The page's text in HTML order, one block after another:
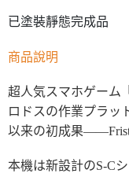
已塗裝靜態完成品
商品說明
超人気スマホゲーム
ロドスの作業プラッ
以来の初成果
本機は新設計のS-C